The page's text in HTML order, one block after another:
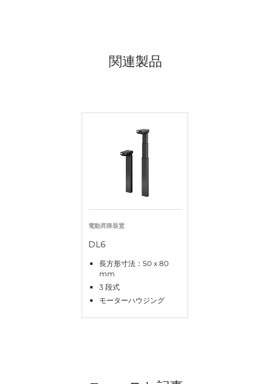
関連製品
電動昇降装置
DL6
長方形寸法：50 x 80
mm
3 段式
モーターハウジング